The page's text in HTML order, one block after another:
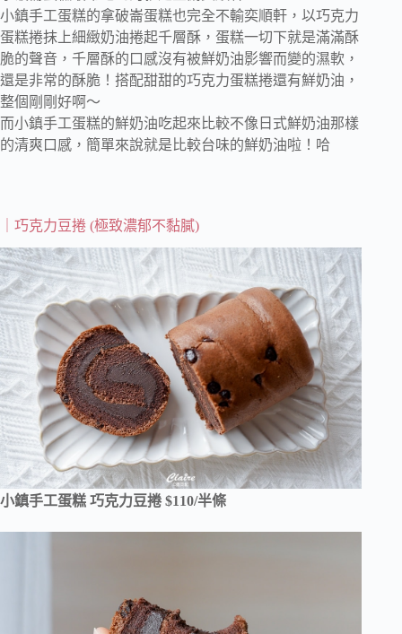
小鎮手工蛋糕的拿破崙蛋糕也完全不輸奕順軒，以巧克力
蛋糕捲抹上細緻奶油捲起千層酥，蛋糕一切下就是滿滿酥
脆的聲音，千層酥的口感沒有被鮮奶油影響而變的濕軟，
還是非常的酥脆！搭配甜甜的巧克力蛋糕捲還有鮮奶油，
整個剛剛好啊～
而小鎮手工蛋糕的鮮奶油吃起來比較不像日式鮮奶油那樣
的清爽口感，簡單來說就是比較台味的鮮奶油啦！哈
｜巧克力豆捲 (極致濃郁不黏膩)
小鎮手工蛋糕 巧克力豆捲 $110/半條